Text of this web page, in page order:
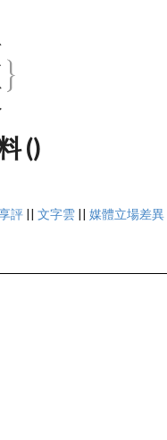
()
評 || 文字雲 || 媒體立場差異